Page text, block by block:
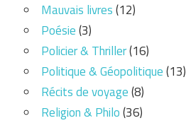
Mauvais livres(12)
Poésie(3)
Policier & Thriller(16)
Politique & Géopolitique(13)
Récits de voyage(8)
Religion & Philo(36)